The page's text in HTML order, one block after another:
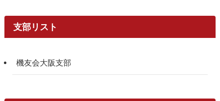
支部リスト
機友会大阪支部